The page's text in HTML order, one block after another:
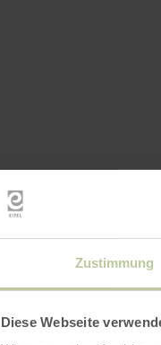
Zustimmung
Diese Webseite